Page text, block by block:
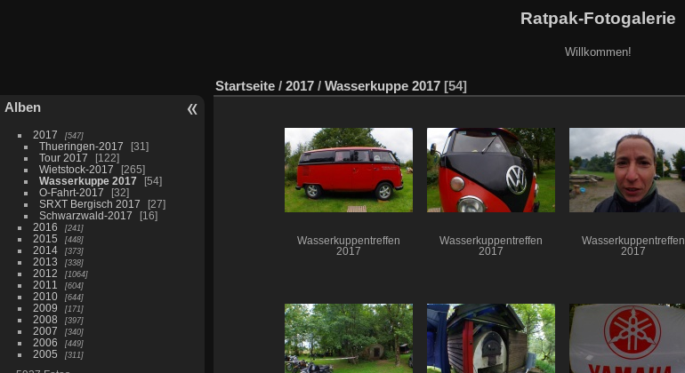
Ratpak-Fotogalerie
Willkommen!
Alben
2017 547
Thueringen-2017
31
Tour 2017
122
Wietstock-2017
265
Wasserkuppe 2017
54
O-Fahrt-2017
32
SRXT Bergisch 2017
27
Schwarzwald-2017
16
2016
241
2015 448
2014 373
2013 338
2012 1064
2011 604
2010 644
2009 171
2008 397
2007 340
2006 449
2005 311
Startseite / 2017 / Wasserkuppe 2017 54
Wasserkuppentreffen
2017
Wasserkuppentreffen
2017
Wasserkuppentreffen
2017